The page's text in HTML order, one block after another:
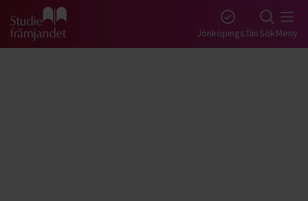
Gå till studiefrämjandets startsida Jönköpings länSökMeny